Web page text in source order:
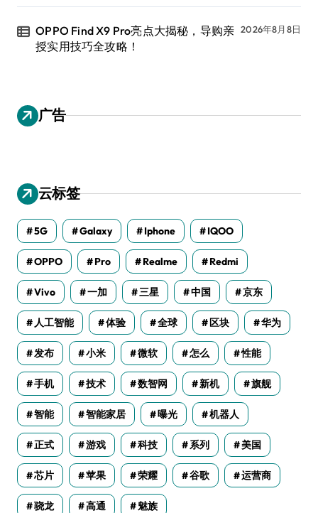
OPPO Find X9 Pro亮点大揭秘，导购亲
授实用技巧全攻略！
2026年8月8日
广告
云标签
5G Galaxy Iphone IQOO
OPPO Pro Realme Redmi
Vivo 一加 三星 中国 京东
人工智能 体验 全球 区块 华为
发布 小米 微软 怎么 性能
手机 技术 数智网 新机 旗舰
智能 智能家居 曝光 机器人
正式 游戏 科技 系列 美国
芯片 苹果 荣耀 谷歌 运营商
骁龙 高通 魅族